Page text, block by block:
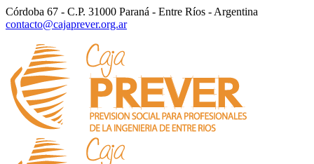
Córdoba 67 - C.P. 31000 Paraná - Entre Ríos - Argentina
contacto@cajaprever.org.ar